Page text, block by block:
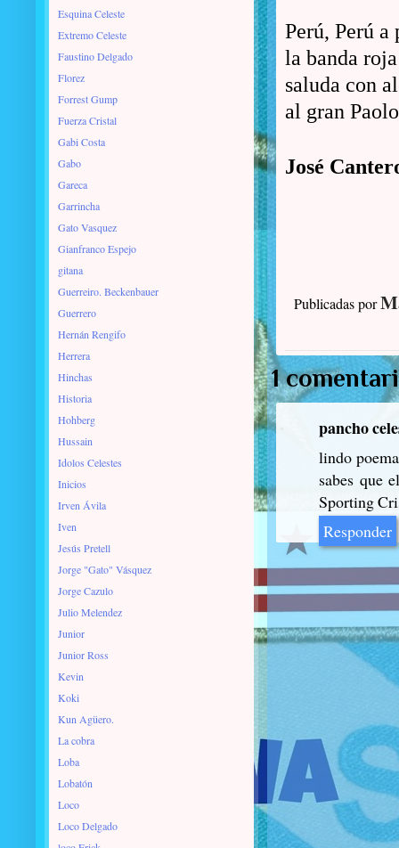
Perú, Perú
la banda
saluda con
al gran
José
Publicadas por
1
pancho
lindo
sabes que
Sporting
Responder
Esquina Celeste
Extremo Celeste
Faustino Delgado
Florez
Forrest Gump
Fuerza Cristal
Gabi Costa
Gabo
Gareca
Garrincha
Gato Vasquez
Gianfranco Espejo
gitana
Guerreiro. Beckenbauer
Guerrero
Hernán Rengifo
Herrera
Hinchas
Historia
Hohberg
Hussain
Idolos Celestes
Inicios
Irven Ávila
Iven
Jesús Pretell
Jorge "Gato" Vásquez
Jorge Cazulo
Julio Melendez
Junior
Junior Ross
Kevin
Koki
Kun Agüero.
La cobra
Loba
Lobatón
Loco
Loco Delgado